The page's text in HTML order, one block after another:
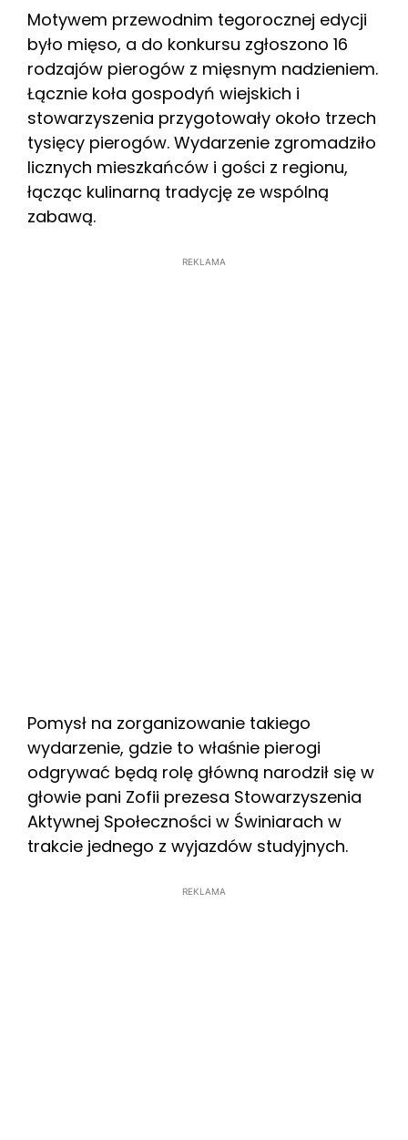
Motywem przewodnim tegorocznej edycji
było mięso, a do konkursu zgłoszono 16
rodzajów pierogów z mięsnym nadzieniem.
Łącznie koła gospodyń wiejskich i
stowarzyszenia przygotowały około trzech
tysięcy pierogów. Wydarzenie zgromadziło
licznych mieszkańców i gości z regionu,
łącząc kulinarną tradycję ze wspólną
zabawą.
REKLAMA
Pomysł na zorganizowanie takiego
wydarzenie, gdzie to właśnie pierogi
odgrywać będą rolę główną narodził się w
głowie pani Zofii prezesa Stowarzyszenia
Aktywnej Społeczności w Świniarach w
trakcie jednego z wyjazdów studyjnych.
REKLAMA